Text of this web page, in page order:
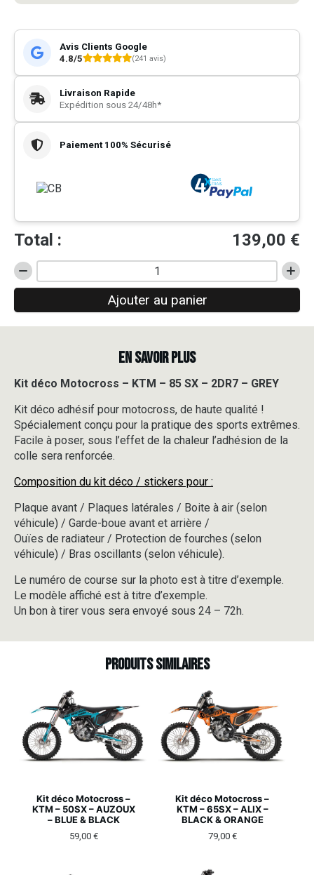
Avis Clients Google
4.8/5
(241 avis)
Livraison Rapide
Expédition sous 24/48h*
Paiement 100% Sécurisé
Total : 139,00 €
quantité
de
déco
Motocross
85
-
2DR7
-
GREY
Ajouter au panier
EN SAVOIR PLUS
Kit déco Motocross – KTM – 85 SX – 2DR7 – GREY
Kit déco adhésif pour motocross, de haute qualité !
Spécialement conçu pour la pratique des sports extrêmes.
Facile à poser, sous l’effet de la chaleur l’adhésion de la
colle sera renforcée.
Composition du kit déco / stickers pour :
Plaque avant / Plaques latérales / Boite à air (selon
véhicule) / Garde-boue avant et arrière /
Ouïes de radiateur / Protection de fourches (selon
véhicule) / Bras oscillants (selon véhicule).
Le numéro de course sur la photo est à titre d’exemple.
Le modèle affiché est à titre d’exemple.
Un bon à tirer vous sera envoyé sous 24 – 72h.
Produits similaires
Kit déco Motocross –
KTM – 50SX – AUZOUX
– BLUE & BLACK
59,00 €
Kit déco Motocross –
KTM – 65SX – ALIX –
BLACK & ORANGE
79,00 €